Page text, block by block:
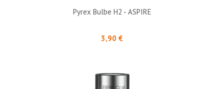
Pyrex Bulbe H2 - ASPIRE
3,90 €